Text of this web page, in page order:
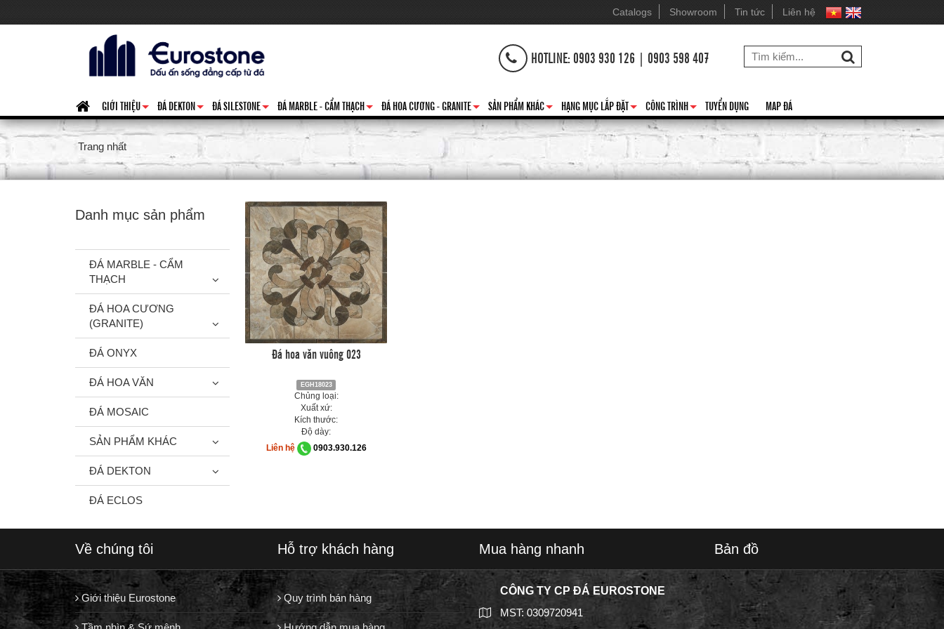
Catalogs Showroom Tin tức Liên hệ
HOTLINE: 0903 930 126 | 0903 598 407
+
GIỚI THIỆU
+
ĐÁ DEKTON
+
ĐÁ SILESTONE
+
ĐÁ MARBLE - CẨM THẠCH
+
ĐÁ HOA CƯƠNG - GRANITE
+
SẢN PHẨM KHÁC
+
HẠNG MỤC LẮP ĐẶT
+
CÔNG TRÌNH TUYỂN DỤNG MAP ĐÁ
Trang nhất
Đá hoa văn vuông 023
EGH18023
Chủng loại:
Xuất xứ:
Kích thước:
Độ dày:
Liên hệ
0903.930.126
Danh mục sản phẩm
ĐÁ MARBLE - CẨM
THẠCH
ĐÁ HOA CƯƠNG
(GRANITE)
ĐÁ ONYX
ĐÁ HOA VĂN
ĐÁ MOSAIC
SẢN PHẨM KHÁC
ĐÁ DEKTON
ĐÁ ECLOS
Về chúng tôi
Giới thiệu Eurostone
Hỗ trợ khách hàng
Quy trình bán hàng
Mua hàng nhanh
CÔNG TY CP ĐÁ EUROSTONE
MST: 0309720941
Bản đồ